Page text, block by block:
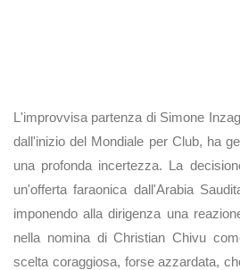
L'improvvisa partenza di Simone
dall'inizio del Mondiale per Club, ha
una profonda incertezza. La
un'offerta faraonica dall'Arabia
imponendo alla dirigenza una
nella nomina di Christian Chivu
scelta coraggiosa, forse azzardata,